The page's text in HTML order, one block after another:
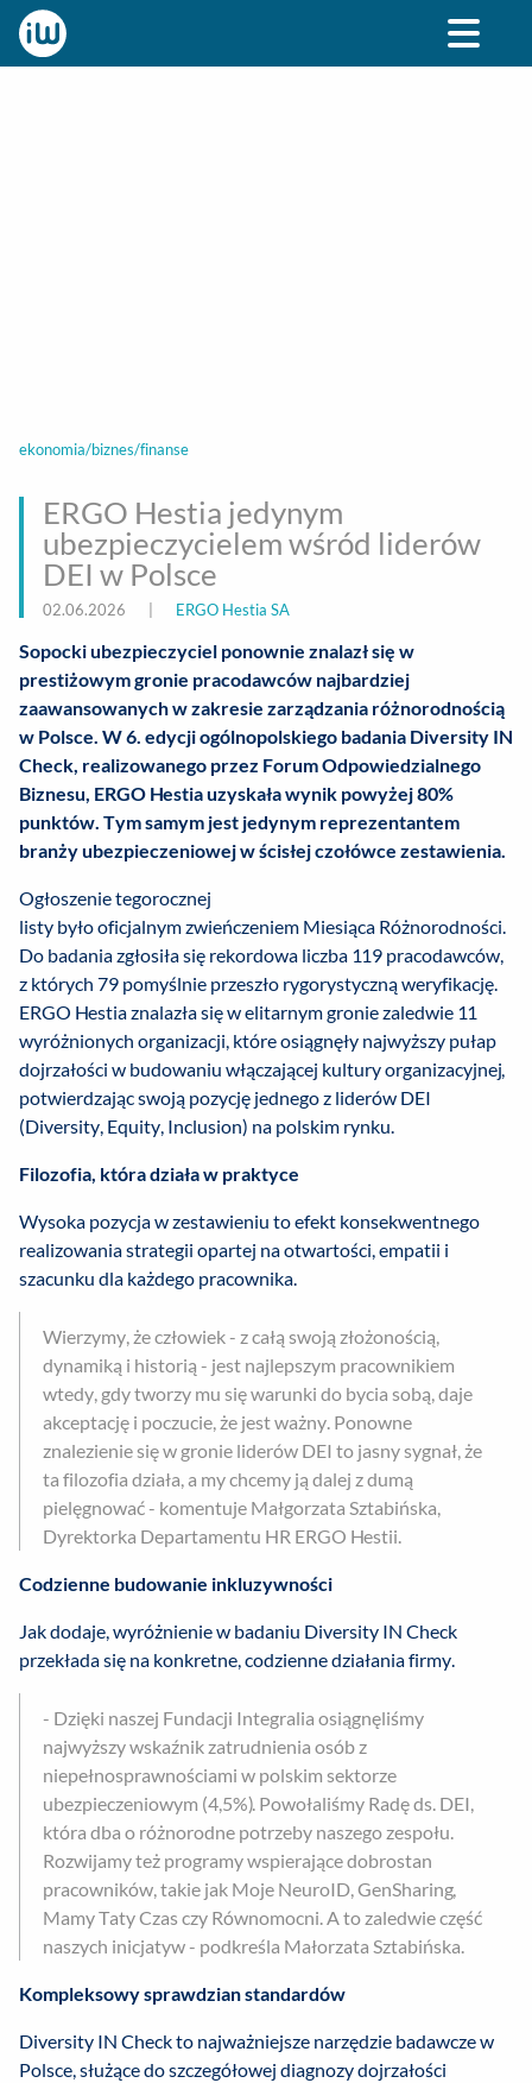
ekonomia/biznes/finanse
ERGO Hestia jedynym
ubezpieczycielem wśród liderów
DEI w Polsce
02.06.2026 ERGO Hestia SA
Sopocki ubezpieczyciel ponownie znalazł się w
prestiżowym gronie pracodawców najbardziej
zaawansowanych w zakresie zarządzania różnorodnością
w Polsce. W 6. edycji ogólnopolskiego badania Diversity IN
Check, realizowanego przez Forum Odpowiedzialnego
Biznesu, ERGO Hestia uzyskała wynik powyżej 80%
punktów. Tym samym jest jedynym reprezentantem
branży ubezpieczeniowej w ścisłej czołówce zestawienia.
Ogłoszenie tegorocznej
listy było oficjalnym zwieńczeniem Miesiąca Różnorodności.
Do badania zgłosiła się rekordowa liczba 119 pracodawców,
z których 79 pomyślnie przeszło rygorystyczną weryfikację.
ERGO Hestia znalazła się w elitarnym gronie zaledwie 11
wyróżnionych organizacji, które osiągnęły najwyższy pułap
dojrzałości w budowaniu włączającej kultury organizacyjnej,
potwierdzając swoją pozycję jednego z liderów DEI
(Diversity, Equity, Inclusion) na polskim rynku.
Filozofia, która działa w praktyce
Wysoka pozycja w zestawieniu to efekt konsekwentnego
realizowania strategii opartej na otwartości, empatii i
szacunku dla każdego pracownika.
Wierzymy, że człowiek - z całą swoją złożonością,
dynamiką i historią - jest najlepszym pracownikiem
wtedy, gdy tworzy mu się warunki do bycia sobą, daje
akceptację i poczucie, że jest ważny. Ponowne
znalezienie się w gronie liderów DEI to jasny sygnał, że
ta filozofia działa, a my chcemy ją dalej z dumą
pielęgnować - komentuje Małgorzata Sztabińska,
Dyrektorka Departamentu HR ERGO Hestii.
Codzienne budowanie inkluzywności
Jak dodaje, wyróżnienie w badaniu Diversity IN Check
przekłada się na konkretne, codzienne działania firmy.
- Dzięki naszej Fundacji Integralia osiągnęliśmy
najwyższy wskaźnik zatrudnienia osób z
niepełnosprawnościami w polskim sektorze
ubezpieczeniowym (4,5%). Powołaliśmy Radę ds. DEI,
która dba o różnorodne potrzeby naszego zespołu.
Rozwijamy też programy wspierające dobrostan
pracowników, takie jak Moje NeuroID, GenSharing,
Mamy Taty Czas czy Równomocni. A to zaledwie część
naszych inicjatyw - podkreśla Małorzata Sztabińska.
Kompleksowy sprawdzian standardów
Diversity IN Check to najważniejsze narzędzie badawcze w
Polsce, służące do szczegółowej diagnozy dojrzałości